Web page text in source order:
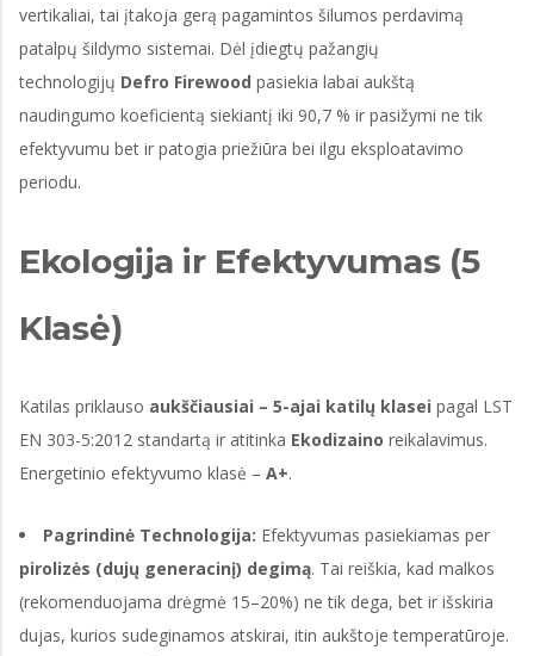
vertikaliai, tai įtakoja gerą pagamintos šilumos perdavimą
patalpų šildymo sistemai. Dėl įdiegtų pažangių
technologijų Defro Firewood pasiekia labai aukštą
naudingumo koeficientą siekiantį iki 90,7 % ir pasižymi ne tik
efektyvumu bet ir patogia priežiūra bei ilgu eksploatavimo
periodu.
Ekologija ir Efektyvumas (5
Klasė)
Katilas priklauso aukščiausiai – 5-ajai katilų klasei pagal LST
EN 303-5:2012 standartą ir atitinka Ekodizaino reikalavimus.
Energetinio efektyvumo klasė – A+.
Pagrindinė Technologija: Efektyvumas pasiekiamas per
pirolizės (dujų generacinį) degimą. Tai reiškia, kad malkos
(rekomenduojama drėgmė 15–20%) ne tik dega, bet ir išskiria
dujas, kurios sudeginamos atskirai, itin aukštoje temperatūroje.